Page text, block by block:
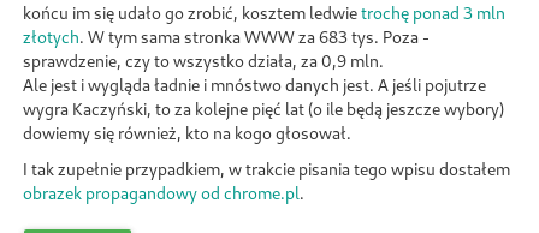
końcu im się udało go zrobić, kosztem ledwietrochę ponad 3 mln
złotych. W tym sama stronka WWW za 683 tys. Poza -
sprawdzenie, czy to wszystko działa, za 0,9 mln.
Ale jest i wygląda ładnie i mnóstwo danych jest. A jeśli pojutrze
wygra Kaczyński, to za kolejne pięć lat (o ile będą jeszcze wybory)
dowiemy się również, kto na kogo głosował.
I tak zupełnie przypadkiem, w trakcie pisania tego wpisu dostałem
obrazek propagandowy od chrome.pl.